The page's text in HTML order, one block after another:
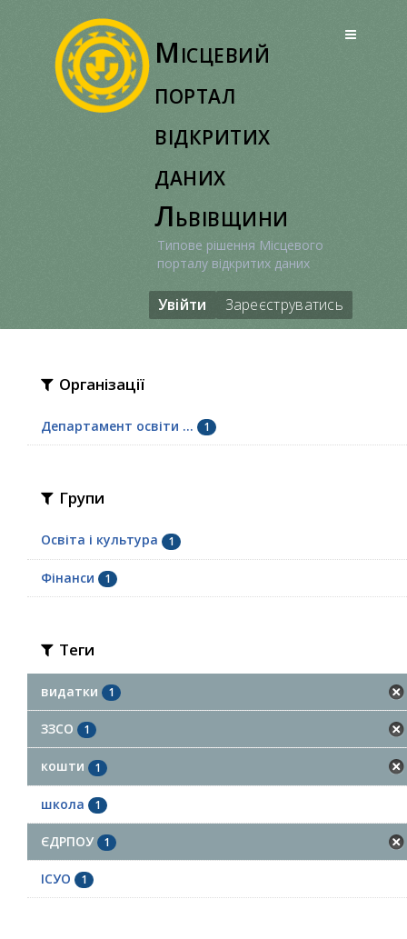
Місцевий
портал
відкритих
даних
Львівщини
Типове рішення Місцевого
порталу відкритих даних
Увійти Зареєструватись
Організації
Департамент освіти ... 1
Групи
Освіта і культура 1
Фінанси 1
Теги
видатки 1
ЗЗСО 1
кошти 1
школа 1
ЄДРПОУ 1
ІСУО 1